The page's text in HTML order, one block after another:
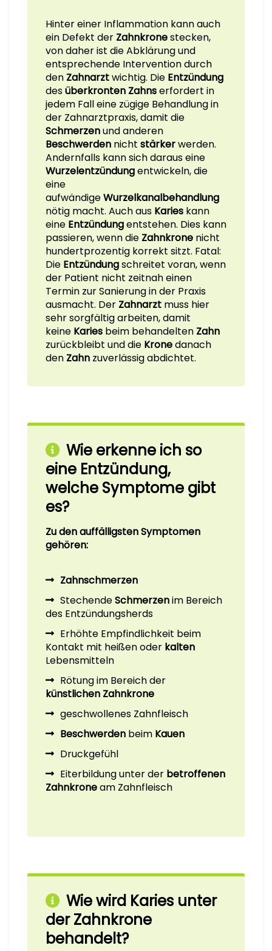
Hinter einer Inflammation kann auch
ein Defekt der Zahnkronestecken,
von daher ist die Abklärung und
entsprechende Intervention durch
den Zahnarztwichtig. Die Entzündung
desüberkronten Zahnserfordert in
jedem Fall eine zügige Behandlung in
der Zahnarztpraxis, damit die
Schmerzenund anderen
Beschwerden nicht stärkerwerden.
Andernfalls kann sich daraus eine
Wurzelentzündungentwickeln, die
eine
aufwändigeWurzelkanalbehandlung
nötig macht. Auch aus Karies kann
eine Entzündungentstehen. Dies kann
passieren, wenn die Zahnkrone nicht
hundertprozentig korrekt sitzt. Fatal:
Die Entzündungschreitet voran, wenn
der Patient nicht zeitnah einen
Termin zur Sanierung in der Praxis
ausmacht. Der Zahnarzt muss hier
sehr sorgfältig arbeiten, damit
keine Karies beim behandelten Zahn
zurückbleibt und die Kronedanach
den Zahn zuverlässig abdichtet.
Wie erkenne ich so
eine Entzündung,
welche Symptome gibt
es?
Zu den auffälligsten Symptomen
gehören:
Zahnschmerzen
StechendeSchmerzenim Bereich
des Entzündungsherds
Erhöhte Empfindlichkeit beim
Kontakt mit heißen oder kalten
Lebensmitteln
Rötung im Bereich der
künstlichen Zahnkrone
geschwollenes Zahnfleisch
Beschwerden beim Kauen
Druckgefühl
Eiterbildung unter der betroffenen
Zahnkroneam Zahnfleisch
Wie wird Karies unter
der Zahnkrone
behandelt?